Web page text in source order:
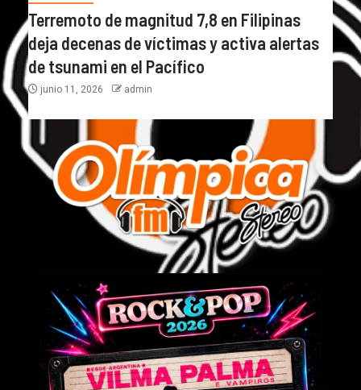
Terremoto de magnitud 7,8 en Filipinas
deja decenas de víctimas y activa alertas
de tsunami en el Pacífico
junio 11, 2026 admin